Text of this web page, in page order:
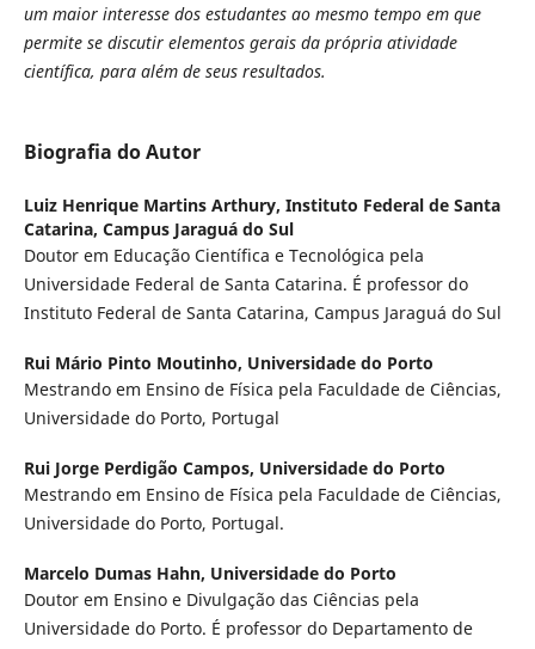
um maior interesse dos estudantes ao mesmo tempo em que
permite se discutir elementos gerais da própria atividade
científica, para além de seus resultados.
Biografia do Autor
Luiz Henrique Martins Arthury, Instituto Federal de Santa
Catarina, Campus Jaraguá do Sul
Doutor em Educação Científica e Tecnológica pela
Universidade Federal de Santa Catarina. É professor do
Instituto Federal de Santa Catarina, Campus Jaraguá do Sul
Rui Mário Pinto Moutinho, Universidade do Porto
Mestrando em Ensino de Física pela Faculdade de Ciências,
Universidade do Porto, Portugal
Rui Jorge Perdigão Campos, Universidade do Porto
Mestrando em Ensino de Física pela Faculdade de Ciências,
Universidade do Porto, Portugal.
Marcelo Dumas Hahn, Universidade do Porto
Doutor em Ensino e Divulgação das Ciências pela
Universidade do Porto. É professor do Departamento de